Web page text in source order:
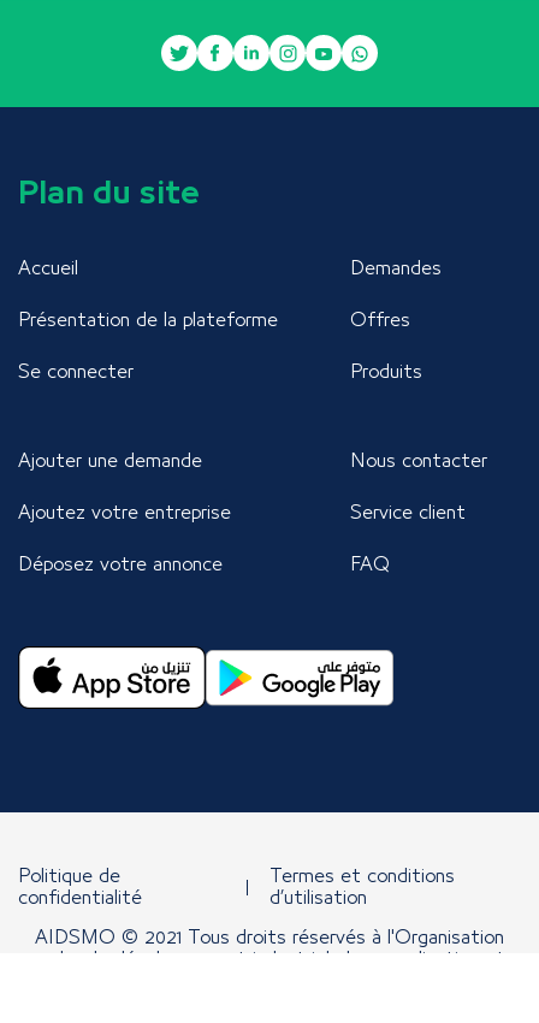
Plan du site
Accueil
Présentation de la plateforme
Se connecter
Demandes
Offres
Produits
Ajouter une demande
Ajoutez votre entreprise
Déposez votre annonce
Nous contacter
Service client
FAQ
Politique de
confidentialité
Termes et conditions
d’utilisation
AIDSMO © 2021 Tous droits réservés à l'Organisation